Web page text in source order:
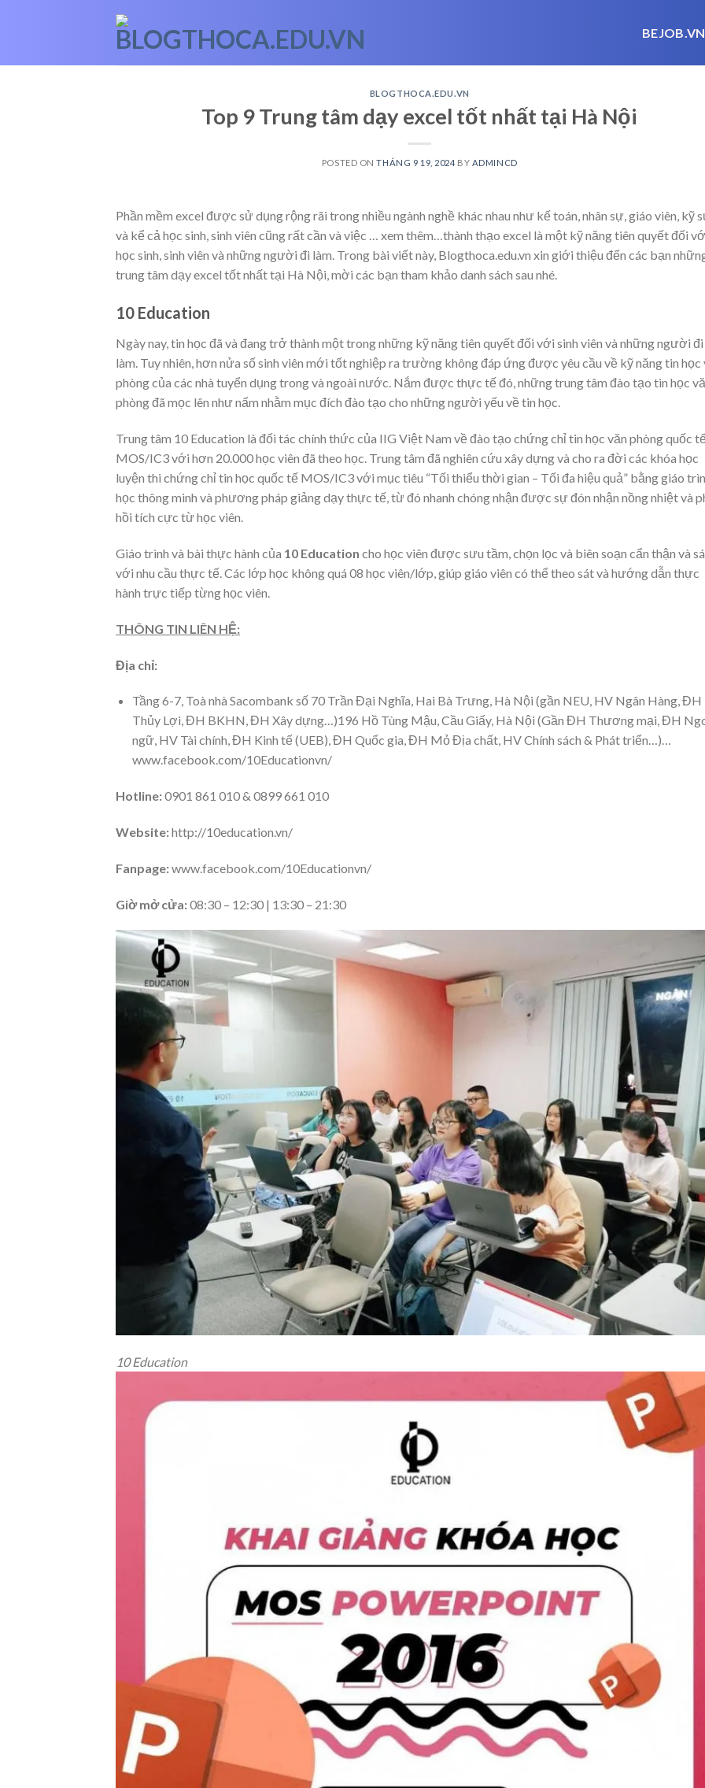
BEJOB.VN
BLOGTHOCA.EDU.VN
Top 9 Trung tâm dạy excel tốt nhất tại Hà Nội
POSTED ONTHÁNG 9 19, 2024 BY ADMINCD
Phần mềm excel được sử dụng rộng rãi trong nhiều ngành nghề khác nhau như kế toán, nhân sự, giáo viên, kỹ
và kể cả học sinh, sinh viên cũng rất cần và việc
… xem thêm… thành thạo excel là một kỹ năng tiên quyết đối
học sinh, sinh viên và những người đi làm. Trong bài viết này, Blogthoca.edu.vn xin giới thiệu đến các bạn
trung tâm dạy excel tốt nhất tại Hà Nội, mời các bạn tham khảo danh sách sau nhé.
10 Education
Ngày nay, tin học đã và đang trở thành một trong những kỹ năng tiên quyết đối với sinh viên và những người đi
làm. Tuy nhiên, hơn nửa số sinh viên mới tốt nghiệp ra trường không đáp ứng được yêu cầu về kỹ năng tin học
phòng của các nhà tuyển dụng trong và ngoài nước. Nắm được thực tế đó, những trung tâm đào tạo tin học
phòng đã mọc lên như nấm nhằm mục đích đào tạo cho những người yếu về tin học.
Trung tâm 10 Education là đối tác chính thức của IIG Việt Nam về đào tạo chứng chỉ tin học văn phòng quốc
MOS/IC3 với hơn 20.000 học viên đã theo học. Trung tâm đã nghiên cứu xây dựng và cho ra đời các khóa học
luyện thi chứng chỉ tin học quốc tế MOS/IC3 với mục tiêu “Tối thiểu thời gian – Tối đa hiệu quả” bằng giáo
học thông minh và phương pháp giảng dạy thực tế, từ đó nhanh chóng nhận được sự đón nhận nồng nhiệt và
hồi tích cực từ học viên.
Giáo trình và bài thực hành của 10 Education cho học viên được sưu tầm, chọn lọc và biên soạn cẩn thận và
với nhu cầu thực tế. Các lớp học không quá 08 học viên/lớp, giúp giáo viên có thể theo sát và hướng dẫn thực
hành trực tiếp từng học viên.
THÔNG TIN LIÊN HỆ:
Địa chỉ:
Tầng 6-7, Toà nhà Sacombank số 70 Trần Đại Nghĩa, Hai Bà Trưng, Hà Nội (gần NEU, HV Ngân Hàng, ĐH
Thủy Lợi, ĐH BKHN, ĐH Xây dựng…)196 Hồ Tùng Mậu, Cầu Giấy, Hà Nội (Gần ĐH Thương mại, ĐH
ngữ, HV Tài chính, ĐH Kinh tế (UEB), ĐH Quốc gia, ĐH Mỏ Địa chất, HV Chính sách & Phát triển…)…
www.facebook.com/10Educationvn/
Hotline:0901 861 010 & 0899 661 010
Website:http://10education.vn/
Fanpage:www.facebook.com/10Educationvn/
Giờ mở cửa:08:30 – 12:30 | 13:30 – 21:30
10 Education